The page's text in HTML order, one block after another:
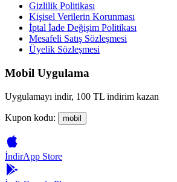
Gizlilik Politikası
Kişisel Verilerin Korunması
İptal İade Değişim Politikası
Mesafeli Satış Sözleşmesi
Üyelik Sözleşmesi
Mobil Uygulama
Uygulamayı indir, 100 TL indirim kazan
Kupon kodu: mobil
İndirApp Store